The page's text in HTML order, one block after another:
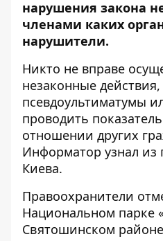
нарушения закона
членами каких
нарушители.
Никто не вправе
незаконные действия,
псевдоультиматумы
проводить
отношении других
Информатор узнал из
Киева.
Правоохранители
Национальном парке
Святошинском